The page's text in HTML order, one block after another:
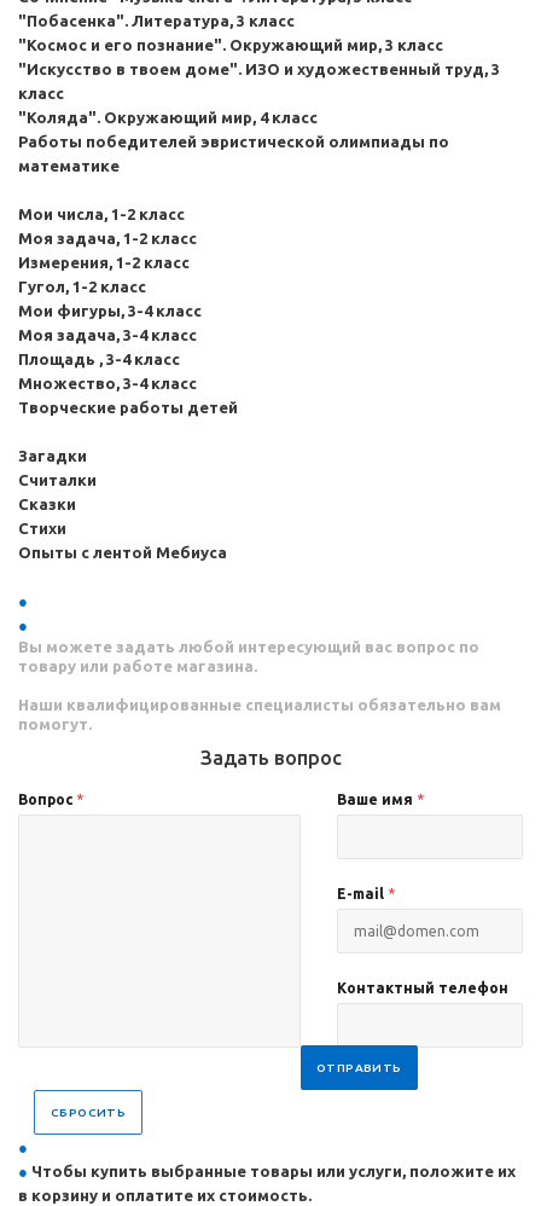
"Побасенка". Литература, 3 класс
"Космос и его познание". Окружающий мир, 3 класс
"Искусство в твоем доме". ИЗО и художественный труд, 3
класс
"Коляда". Окружающий мир, 4 класс
Работы победителей эвристической олимпиады по
математике
Мои числа, 1-2 класс
Моя задача, 1-2 класс
Измерения, 1-2 класс
Гугол, 1-2 класс
Мои фигуры, 3-4 класс
Моя задача, 3-4 класс
Площадь , 3-4 класс
Множество, 3-4 класс
Творческие работы детей
Загадки
Считалки
Сказки
Стихи
Опыты с лентой Мебиуса
Вы можете задать любой интересующий вас вопрос по
товару или работе магазина.
Наши квалифицированные специалисты обязательно вам
помогут.
Задать вопрос
Вопрос * Ваше имя *
E-mail *
Контактный телефон
ОТПРАВИТЬ
СБРОСИТЬ
Чтобы купить выбранные товары или услуги, положите их
в корзину и оплатите их стоимость.